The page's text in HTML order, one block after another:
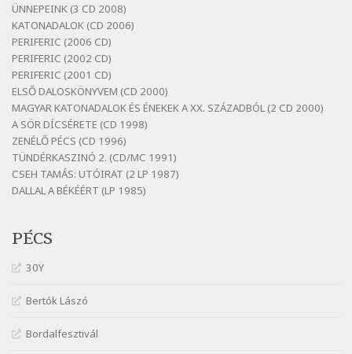
Bertók László: Vizibolt
Szélkiáltó
Bornemissza Endre: Szitakötő
Szélkiáltó
Detlev von Liliencron: Bölcsődal
Szélkiáltó
Fenyvesi Béla: Lesz-e még menedék?
Szélkiáltó
Fenyvesi Béla: Szélkiáltó kánon
Szélkiáltó
Szélkiáltó
Galambosi László: Kalapos
Győri László: Jönnek a törökök
ÜNNEPEINK (3 CD 2008)
KATONADALOK (CD 2006)
PERIFERIC (2006 CD)
PERIFERIC (2002 CD)
PERIFERIC (2001 CD)
ELSŐ DALOSKÖNYVEM (CD 2000)
MAGYAR KATONADALOK ÉS ÉNEKEK A XX. SZÁZADBÓL (2 CD 2000)
A SÖR DÍCSÉRETE (CD 1998)
ZENÉLŐ PÉCS (CD 1996)
TÜNDÉRKASZINÓ 2. (CD/MC 1991)
CSEH TAMÁS: UTÓIRAT (2 LP 1987)
DALLAL A BÉKÉÉRT (LP 1985)
PÉCS
30Y
Bertók Lászó
Bordalfesztivál